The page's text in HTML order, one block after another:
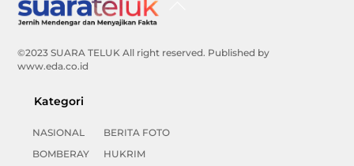
©2023 SUARA TELUK All right reserved. Published by
www.eda.co.id
Kategori
NASIONAL
BOMBERAY
BERITA FOTO
HUKRIM